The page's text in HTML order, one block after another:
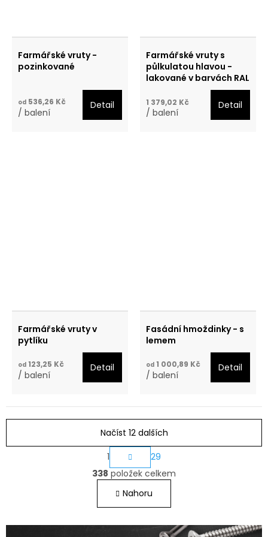
Farmářské vruty -
pozinkované
od 536,26 Kč
/ balení
Detail
Farmářské vruty s
půlkulatou hlavou -
lakované v barvách RAL
1 379,02 Kč
/ balení
Detail
Farmářské vruty v
pytlíku
od 123,25 Kč
/ balení
Detail
Fasádní hmoždinky - s
lemem
od 1 000,89 Kč
/ balení
Detail
O
v
Načíst 12 dalších
t
r
1
29
338 položek celkem
Nahoru